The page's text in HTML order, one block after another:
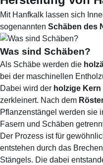
Mit Hanfkalk lassen sich
sogenannten Schäben des
Was sind Schäben?
Als Schäbe werden die
bei der maschinellen
Dabei wird der holzige
zerkleinert. Nach dem
Pflanzenstängel werden sie
Fasern und Schäben
Der Prozess ist für
entstehen durch das
Stängels. Die dabei